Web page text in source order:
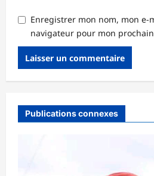
Enregistrer mon nom, mon e-
navigateur pour mon
Publications connexes